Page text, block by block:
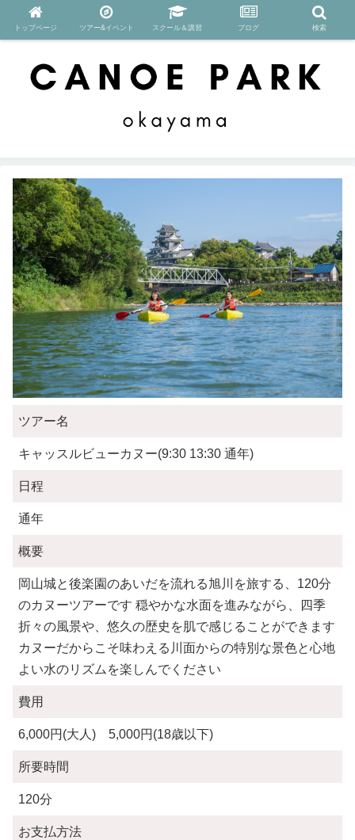
ツアー名
キャッスルビューカヌー(9:30 13:30 通年)
日程
通年
概要
岡山城と後楽園のあいだを流れる旭川を旅する、120分
のカヌーツアーです 穏やかな水面を進みながら、四季
折々の風景や、悠久の歴史を肌で感じることができます
カヌーだからこそ味わえる川面からの特別な景色と心地
よい水のリズムを楽しんでください
費用
6,000円(大人) 5,000円(18歳以下)
所要時間
120分
お支払方法
トップページ ツアー&イベント スクール＆講習 ブログ 検索